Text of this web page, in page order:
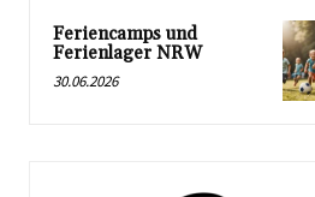
Feriencamps und
Ferienlager NRW
30.06.2026